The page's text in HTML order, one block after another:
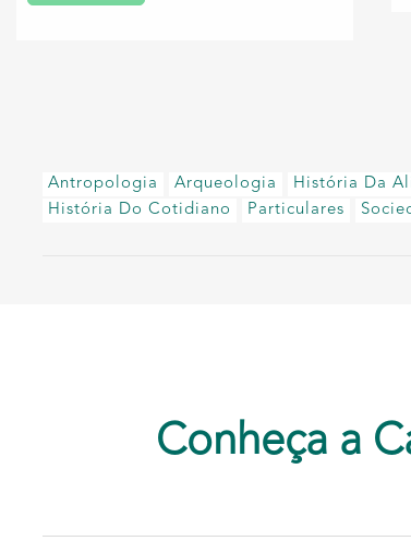
Antropologia Arqueologia
História Da
História Do Cotidiano
Particulares
Conheça a